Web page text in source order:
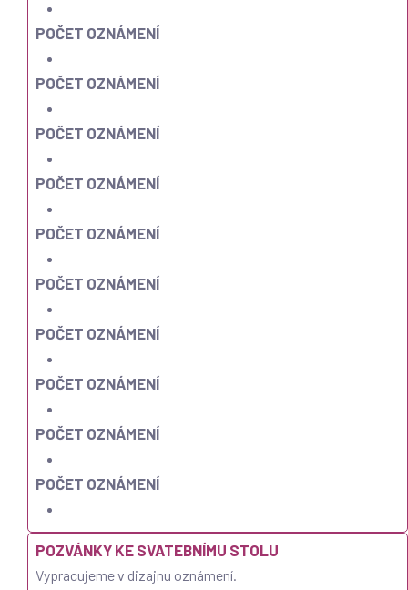
POČET OZNÁMENÍ
POČET OZNÁMENÍ
POČET OZNÁMENÍ
POČET OZNÁMENÍ
POČET OZNÁMENÍ
POČET OZNÁMENÍ
POČET OZNÁMENÍ
POČET OZNÁMENÍ
POČET OZNÁMENÍ
POČET OZNÁMENÍ
POZVÁNKY KE SVATEBNÍMU STOLU
Vypracujeme v dizajnu oznámení.